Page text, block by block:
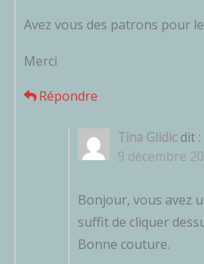
Avez vous des patrons pour
Merci
Répondre
Tina Glidic dit :
9 décembre
Bonjour, vous avez
suffit de cliquer
Bonne couture.